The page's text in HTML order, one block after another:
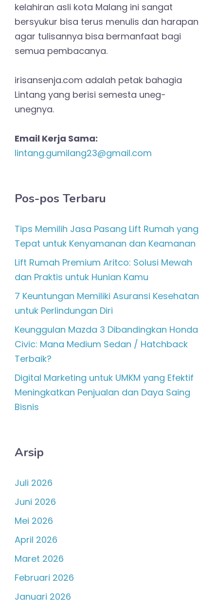
kelahiran asli kota Malang ini sangat
bersyukur bisa terus menulis dan harapan
agar tulisannya bisa bermanfaat bagi
semua pembacanya.
irisansenja.com adalah petak bahagia
Lintang yang berisi semesta uneg-
unegnya.
Email Kerja Sama:
lintang.gumilang23@gmail.com
Pos-pos Terbaru
Tips Memilih Jasa Pasang Lift Rumah yang
Tepat untuk Kenyamanan dan Keamanan
Lift Rumah Premium Aritco: Solusi Mewah
dan Praktis untuk Hunian Kamu
7 Keuntungan Memiliki Asuransi Kesehatan
untuk Perlindungan Diri
Keunggulan Mazda 3 Dibandingkan Honda
Civic: Mana Medium Sedan / Hatchback
Terbaik?
Digital Marketing untuk UMKM yang Efektif
Meningkatkan Penjualan dan Daya Saing
Bisnis
Arsip
Juli 2026
Juni 2026
Mei 2026
April 2026
Maret 2026
Februari 2026
Januari 2026